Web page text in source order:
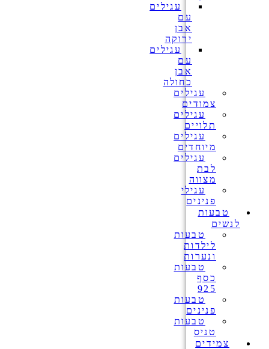
עגילים
עם
אבן
ירוקה
עגילים
עם
אבן
כחולה
עגילים
צמודים
עגילים
תלויים
עגילים
מיוחדים
עגילים
לבת
מצווה
עגילי
פנינים
טבעות
לנשים
טבעות
לילדות
ונערות
טבעות
כסף
925
טבעות
פנינים
טבעות
טניס
צמידים